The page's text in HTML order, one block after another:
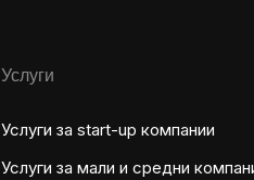
Услуги
Услуги за start-up компании
Услуги за мали и средни